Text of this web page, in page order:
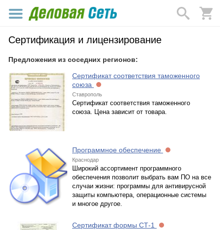
Сертификация и лицензирование
Предложения из соседних регионов:
Сертификат соответствия таможенного
союза
Ставрополь
Сертификат соответствия таможенного
союза. Цена зависит от товара.
Программное обеспечение
Краснодар
Широкий ассортимент программного
обеспечения позволит выбрать вам ПО на все
случаи жизни: программы для антивирусной
защиты компьютера, операционные системы
и многое другое.
Сертификат формы СТ-1